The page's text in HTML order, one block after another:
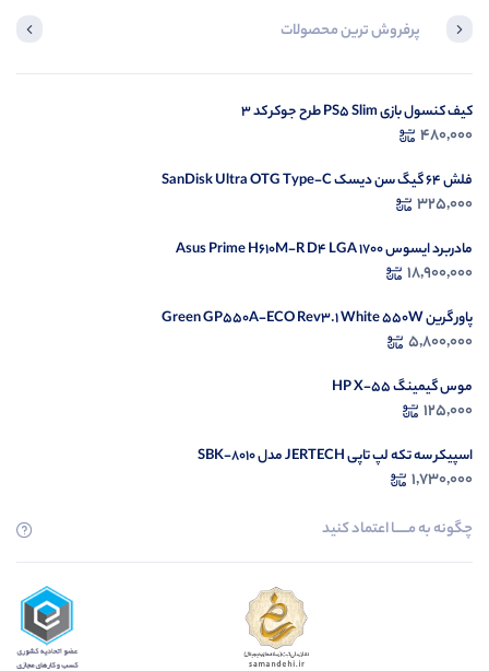
پرفروش ترین محصولات
کیف کنسول بازی PS5 Slim طرح جوکر کد 3
480,000
فلش 64 گیگ سن دیسک SanDisk Ultra OTG Type-C
325,000
مادربرد ایسوس Asus Prime H610M-R D4 LGA 1700
18,900,000
پاور گرین Green GP550A-ECO Rev3.1 White 550W
5,800,000
موس گیمینگ HP X-55
125,000
اسپیکر سه تکه لپ تاپی JERTECH مدل SBK-8010
1,730,000
محصولی مشاهده نکرده‌اید
مشاهده محصولات
چگونه به مــــــا اعتماد کنید